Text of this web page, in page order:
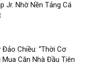
Jr. Nhờ Nền Tảng Cá
Chiều: “Thời Cơ
Mua Căn Nhà Đầu Tiên